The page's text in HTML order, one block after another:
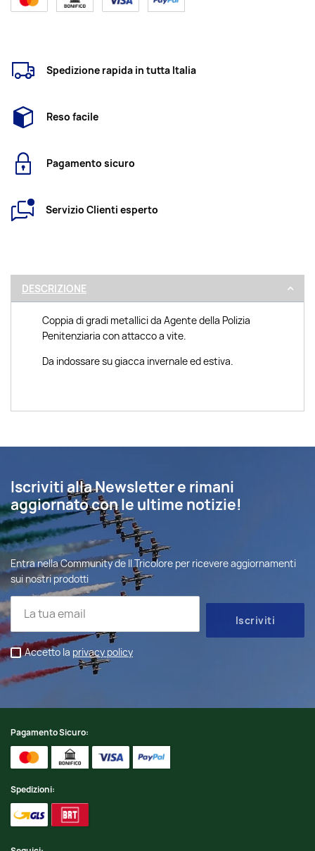
Spedizione rapida in tutta Italia
Reso facile
Pagamento sicuro
Servizio Clienti esperto
DESCRIZIONE
Coppia di gradi metallici da Agente della Polizia
Penitenziaria con attacco a vite.
Da indossare su giacca invernale ed estiva.
Iscriviti alla Newsletter e rimani
aggiornato con le ultime notizie!
Entra nella Community de Il Tricolore per ricevere aggiornamenti
sui nostri prodotti
Accetto la privacy policy
Pagamento Sicuro:
Spedizioni: